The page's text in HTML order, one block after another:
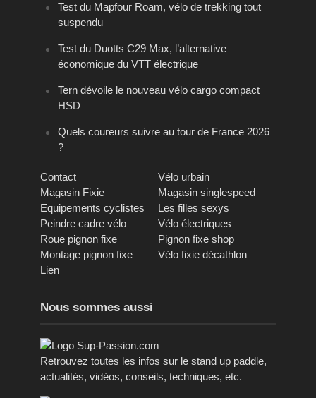
Test du Mapfour Roam, vélo de trekking tout
suspendu
Test du Duotts C29 Max, l’alternative
économique du VTT électrique
Tern dévoile le nouveau vélo cargo compact
HSD
Quels coureurs suivre au tour de France 2026
?
Contact
Vélo urbain
Magasin Fixie
Magasin singlespeed
Equipements cyclistes
Les filles sexys
Peindre cadre vélo
Vélo électriques
Roue pignon fixe
Pignon fixe shop
Montage pignon fixe
Vélo fixie décathlon
Lien
Nous sommes aussi
Retrouvez toutes les infos sur le stand up paddle,
actualités, vidéos, conseils, techniques, etc.